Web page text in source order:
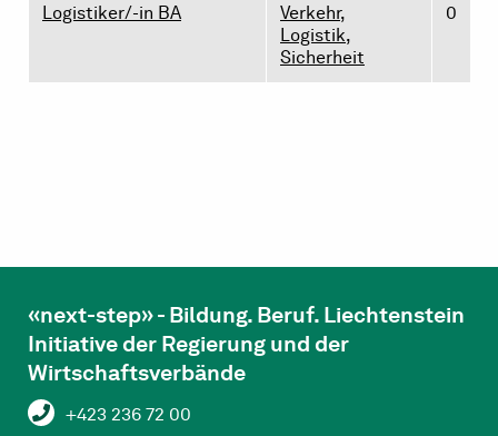
Logistiker/-in BA
Verkehr,
Logistik,
Sicherheit
0
«next-step» - Bildung. Beruf. Liechtenstein
Initiative der Regierung und der
Wirtschaftsverbände
+423 236 72 00